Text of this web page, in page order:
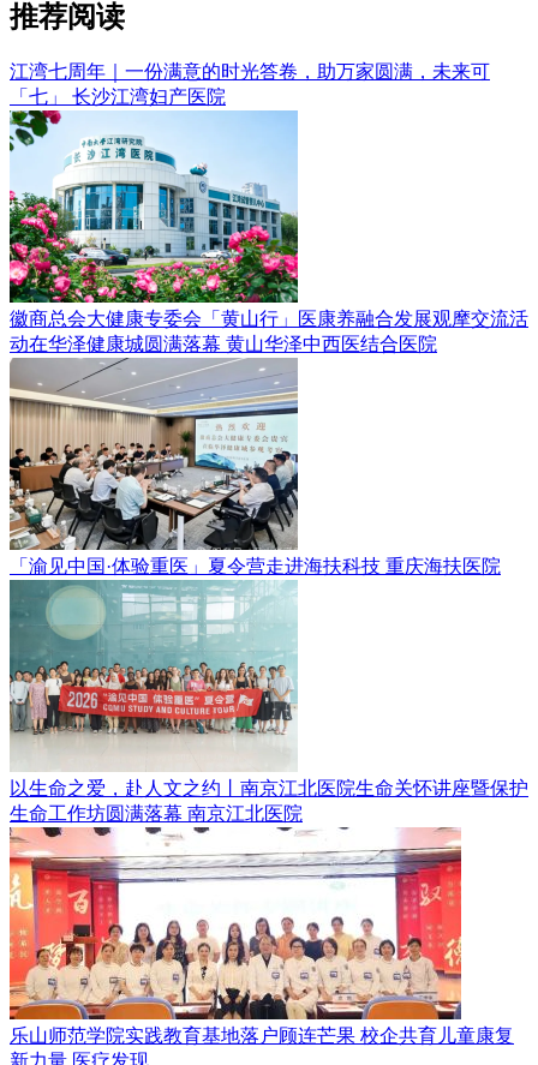
推荐阅读
江湾七周年｜一份满意的时光答卷，助万家圆满，未来可
「七」 长沙江湾妇产医院
徽商总会大健康专委会「黄山行」医康养融合发展观摩交流活
动在华泽健康城圆满落幕 黄山华泽中西医结合医院
「渝见中国·体验重医」夏令营走进海扶科技 重庆海扶医院
以生命之爱，赴人文之约丨南京江北医院生命关怀讲座暨保护
生命工作坊圆满落幕 南京江北医院
乐山师范学院实践教育基地落户顾连芒果 校企共育儿童康复